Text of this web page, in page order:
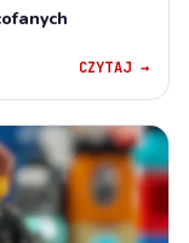
CZYTAJ →